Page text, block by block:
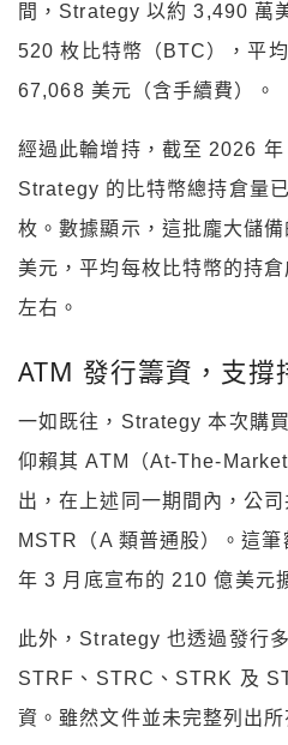
間，Strategy 以約 3,490 萬
520 枚比特幣（BTC），平
67,068 美元（含手續費）。
經過此輪增持，截至 2026 年
Strategy 的比特幣總持倉量
枚。數據顯示，這批龐大儲
美元，平均每枚比特幣的持
左右。
ATM 發行籌資，支撐
一如既往，Strategy 本次購
仰賴其 ATM（At-The-
出，在上述同一期間內，公
MSTR（A 類普通股）。這
年 3 月底宣布的 210 億美元
此外，Strategy 也透過發行
STRF、STRC、STRK 及
資。雖然文件並未完整列出